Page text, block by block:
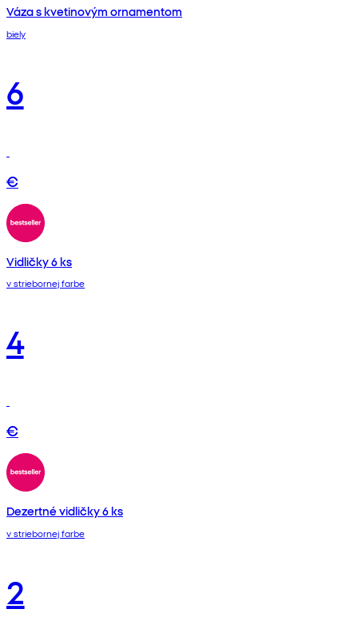
Váza s kvetinovým ornamentom
biely
6
€
Vidličky 6 ks
v striebornej farbe
4
€
Dezertné vidličky 6 ks
v striebornej farbe
2